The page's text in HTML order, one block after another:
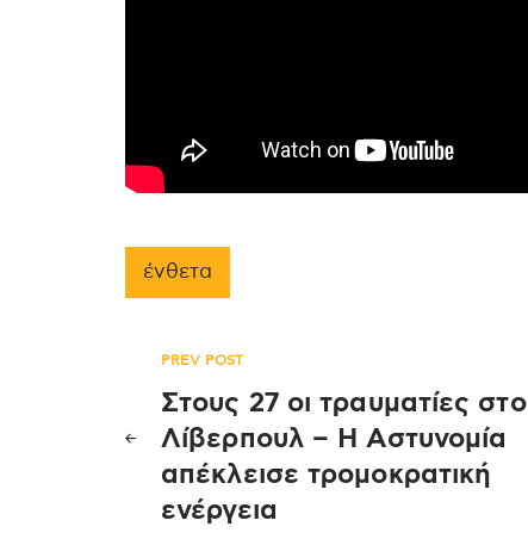
ένθετα
Πλοήγηση
άρθρων
PREV POST
Στους 27 οι τραυματίες στο
Λίβερπουλ – Η Αστυνομία
απέκλεισε τρομοκρατική
ενέργεια